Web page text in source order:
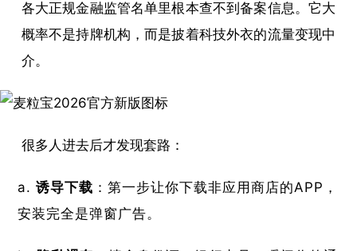
各大正规金融监管名单里根本查不到备案信息。它大
概率不是持牌机构，而是披着科技外衣的流量变现中
介。
很多人进去后才发现套路：
诱导下载 ：第一步让你下载非应用商店的APP，
安装完全是弹窗广告。